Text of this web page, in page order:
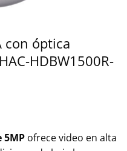
con óptica
HDBW1500R-
5MP ofrece video en alta